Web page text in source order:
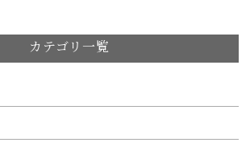
カテゴリ一覧